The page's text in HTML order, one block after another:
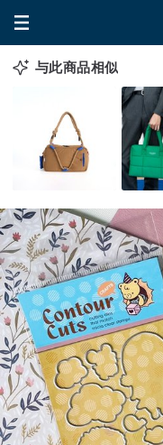
与此商品相似